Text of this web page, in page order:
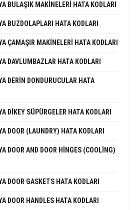
BULAŞIK MAKINELERI HATA KODLARI
BUZDOLAPLARI HATA KODLARI
ÇAMAŞIR MAKINELERI HATA KODLARI
DAVLUMBAZLAR HATA KODLARI
DERIN DONDURUCULAR HATA
DIKEY SÜPÜRGELER HATA KODLARI
DOOR (LAUNDRY) HATA KODLARI
DOOR AND DOOR HINGES (COOLING)
DOOR GASKETS HATA KODLARI
DOOR HANDLES HATA KODLARI